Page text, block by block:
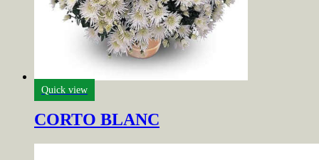
Quick view
CORTO BLANC